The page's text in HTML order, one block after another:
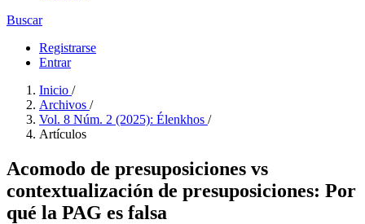
Buscar
Registrarse
Entrar
Inicio /
Archivos /
Vol. 8 Núm. 2 (2025): Élenkhos /
Artículos
Acomodo de presuposiciones vs
contextualización de presuposiciones: Por
qué la PAG es falsa